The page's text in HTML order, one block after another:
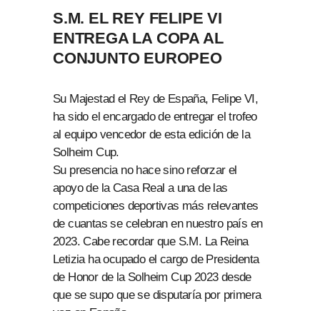
S.M. EL REY FELIPE VI
ENTREGA LA COPA AL
CONJUNTO EUROPEO
Su Majestad el Rey de España, Felipe VI,
ha sido el encargado de entregar el trofeo
al equipo vencedor de esta edición de la
Solheim Cup.
Su presencia no hace sino reforzar el
apoyo de la Casa Real a una de las
competiciones deportivas más relevantes
de cuantas se celebran en nuestro país en
2023. Cabe recordar que S.M. La Reina
Letizia ha ocupado el cargo de Presidenta
de Honor de la Solheim Cup 2023 desde
que se supo que se disputaría por primera